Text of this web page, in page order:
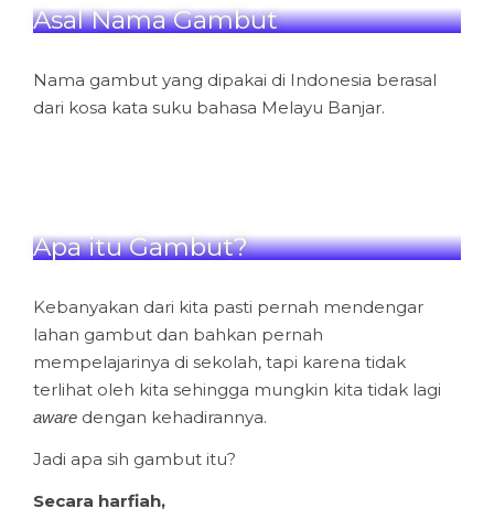
Asal Nama Gambut
Nama gambut yang dipakai di Indonesia berasal
dari kosa kata suku bahasa Melayu Banjar.
Apa itu Gambut?
Kebanyakan dari kita pasti pernah mendengar
lahan gambut dan bahkan pernah
mempelajarinya di sekolah, tapi karena tidak
terlihat oleh kita sehingga mungkin kita tidak lagi
aware dengan kehadirannya.
Jadi apa sih gambut itu?
Secara harfiah,